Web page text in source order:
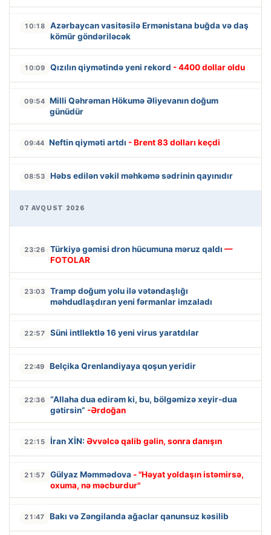
10:18
Azərbaycan vasitəsilə Ermənistana buğda və daş
kömür göndəriləcək
10:09 Qızılın qiymətində yeni rekord - 4400 dollar oldu
09:54 Milli Qəhrəman Hökumə Əliyevanın doğum
günüdür
09:44 Neftin qiyməti artdı - Brent 83 dolları keçdi
08:53 Həbs edilən vəkil məhkəmə sədrinin qayınıdır
07 AVQUST 2026
23:26 Türkiyə gəmisi dron hücumuna məruz qaldı —
FOTOLAR
23:03
Tramp doğum yolu ilə vətəndaşlığı
məhdudlaşdıran yeni fərmanlar imzaladı
22:57 Süni intllektlə 16 yeni virus yaratdılar
22:49 Belçika Qrenlandiyaya qoşun yeridir
22:36
“Allaha dua edirəm ki, bu, bölgəmizə xeyir-dua
gətirsin” -Ərdoğan
22:15 İran XİN: Əvvəlcə qalib gəlin, sonra danışın
21:57 Gülyaz Məmmədova - "Həyat yoldaşın istəmirsə,
oxuma, nə məcburdur"
21:47 Bakı və Zəngilanda ağaclar qanunsuz kəsilib